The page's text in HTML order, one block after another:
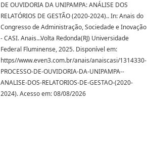
DE OUVIDORIA DA UNIPAMPA: ANÁLISE DOS
RELATÓRIOS DE GESTÃO (2020-2024).. In: Anais do
Congresso de Administração, Sociedade e Inovação
- CASI. Anais...Volta Redonda(RJ) Universidade
Federal Fluminense, 2025. Disponível em:
https//www.even3.com.br/anais/anaiscasi/1314330-
PROCESSO-DE-OUVIDORIA-DA-UNIPAMPA--
ANALISE-DOS-RELATORIOS-DE-GESTAO-(2020-
2024). Acesso em: 08/08/2026